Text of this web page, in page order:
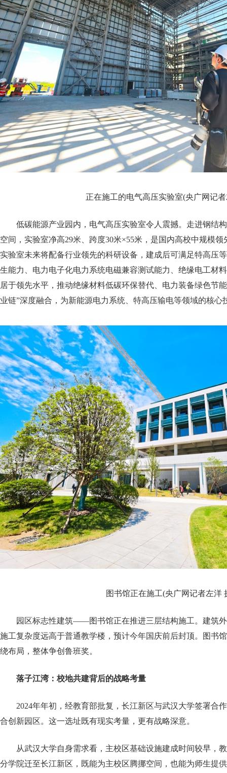
正在施工的电气高压实验室(央广网记
低碳能源产业园内，电气高压实验室令人震撼。走进钢结
空间，实验室净高29米、跨度30米×55米，是国内高校中规模
实验室未来将配备行业领先的科研设备，建成后可满足特高压
生能力、电力电子化电力系统电磁兼容测试能力、绝缘电工材
居于领先水平，推动绝缘材料低碳环保替代、电力装备绿色节
业链”深度融合，为新能源电力系统、特高压输电等领域的核心
图书馆正在施工(央广网记者左洋
园区标志性建筑——图书馆正在推进三层结构施工。建筑
施工复杂度远高于普通教学楼，预计今年国庆前后封顶。图书
绕布局，整体争创鲁班奖。
落子江湾：校地共建背后的战略考量
2024年年初，经教育部批复，长江新区与武汉大学签署合
合创新园区。这一选址既有现实考量，更有战略深意。
从武汉大学自身需求看，主校区基础设施建成时间较早，
分学院迁至长江新区，既能为主校区腾挪空间，也能为师生提